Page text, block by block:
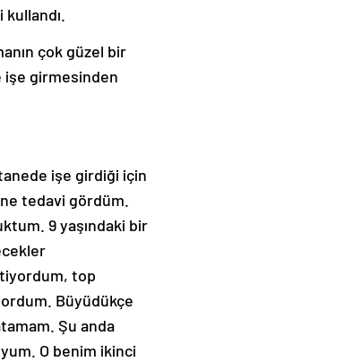
çok güzel bir
işe girmesinden
işe girdiği için
tedavi gördüm.
9 yaşındaki bir
top
Büyüdükçe
Şu anda
O benim ikinci